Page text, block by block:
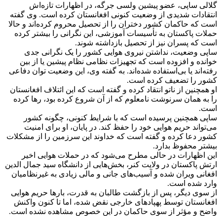
گلالی ساپی، عضو پیشین ولسی جرگه، در اظهارات تازه‌اش
انتقادات شدیدی از وضعیت کنونی افغانستان کرده است. وی گفته
است که حاکمان کشور دختران را از تحصیل محروم کرده‌اند و حالا
حملات پاکستان به تأسیسات آموزشی، این نگرانی را بیشتر کرده
است که پسران نیز از تحصیل بازداشته شوند.
ساپی وضعیت، نداشتن نیروی هوایی کشور را یک نگرانی جدی
خوانده و افزوده است که تجهیزات نظامی نظام پیشین یا از بین
رفته‌اند یا بی‌استفاده شده‌اند. به گفته وی، این وضعیت توان دفاعی
کشور را تضعیف کرده است.
او همچنین از ناتو انتقاد کرده و گفته است که این ائتلاف افغانستان
را به همان سرنوشت نامعلوم که از آن شروع کرده بود، رها کرده
است.
ساپی همچنین پرسیده است که با شرایط کنونی، چگونه کشور
می‌تواند حریم هوایی خود را حفظ کند. در پایان، او برای امنیت
کشور دعا کرده و گفته است که خداوند این سرزمین را از مشکلات
بیشتر محفوظ بدارد.
این اظهارات در حالی مطرح می‌شود که در حملات هوایی اخیر
ارتش پاکستان در ولایت کنر، بخش‌هایی از دانشگاه سید جمال الدین
افغانی ویران شده و آسیب‌های جانی و مالی زیادی به غیرنظامیان
وارد شده است.
از سوی دیگر، پس از بازگشت طالبان به قدرت، بارها حریم هوایی
افغانستان توسط پهپادهای خارجی نقض شده، اما تا کنون واکنش
واضح و مؤثر از سوی حاکمان در این خصوص مشاهده نشده است.